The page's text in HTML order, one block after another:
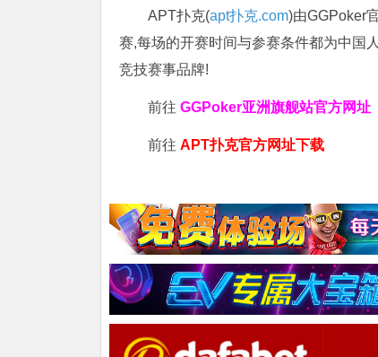
APT扑克(apt扑克.com)由GGPoker
赛,每场的开赛时间与参赛条件都为中国
竞技赛事品牌!
前往 GGPoker亚洲旗舰站官方网址
前往 APT扑克官方网址下载